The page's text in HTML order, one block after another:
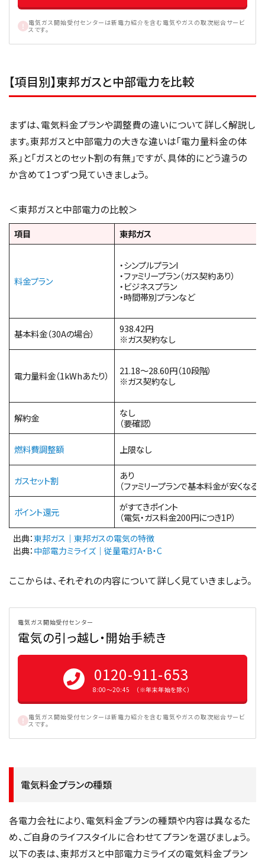
電気ガス開始受付センターは新電力紹介を含む電気やガスの取次総合サービ
スです。
【項目別】東邦ガスと中部電力を比較
まずは、電気料金プランや調整費の違いについて詳しく解説し
ます。東邦ガスと中部電力の大きな違いは「電力量料金の体
系」と「ガスとのセット割の有無」ですが、具体的にどう違うの
か含めて1つずつ見ていきましょう。
＜東邦ガスと中部電力の比較＞
項目 東邦ガス
料金プラン
・シンプルプランI
・ファミリープラン（ガス契約あり）
・ビジネスプラン
・時間帯別プランなど
基本料金（30Aの場合）
938.42円
※ガス契約なし
電力量料金（1kWhあたり）
21.18〜28.60円（10段階）
※ガス契約なし
解約金
なし
（要確認）
燃料費調整額 上限なし
ガスセット割
あり
（ファミリープランで基本料金が安くなる）
ポイント還元
がすてきポイント
（電気・ガス料金200円につき1P）
出典：東邦ガス｜東邦ガスの電気の特徴
出典： 中部電力ミライズ｜従量電灯A・B・C
ここからは、それぞれの内容について詳しく見ていきましょう。
電気ガス開始受付センター
電気の引っ越し・開始手続き
0120-911-653
8:00〜20:45 （※年末年始を除く）
電気ガス開始受付センターは新電力紹介を含む電気やガスの取次総合サービ
スです。
電気料金プランの種類
各電力会社により、電気料金プランの種類や内容は異なるた
め、ご自身のライフスタイルに合わせてプランを選びましょう。
以下の表は、東邦ガスと中部電力ミライズの電気料金プラン